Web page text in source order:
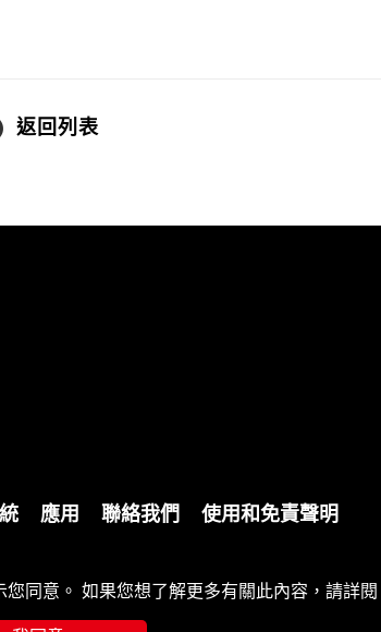
返回列表
應用 聯絡我們 使用和免責聲明
同意。 如果您想了解更多有關此內容，請詳閱